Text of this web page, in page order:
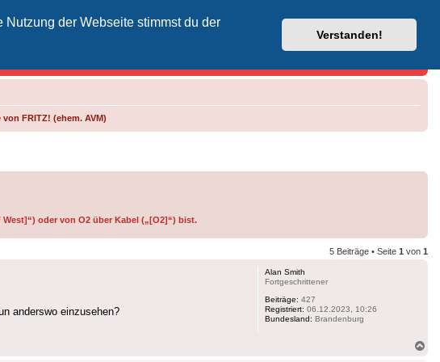
der Webseite stimmst du der
Verstanden!
Vodafone-Kabel-Helpdesk
FRITZ! (ehem. AVM)
oder von O2 über Kabel („[O2]“) bist.
5 Beiträge • Seite 1 von 1
Alan Smith
Fortgeschrittener
Beiträge: 427
Registriert: 06.12.2023, 10:26
Bundesland: Brandenburg
anderswo einzusehen?